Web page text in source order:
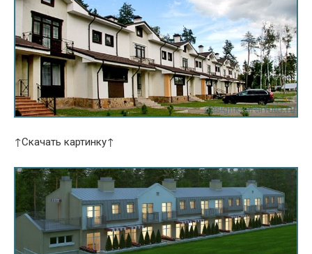
↑Скачать картинку↑